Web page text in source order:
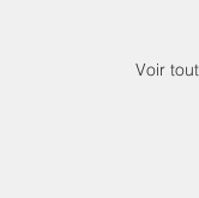
Voir tout